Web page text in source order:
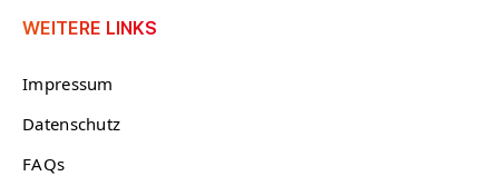
WEITERE LINKS
Impressum
Datenschutz
FAQs